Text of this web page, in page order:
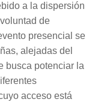
a la dispersión
de
presencial se
alejadas del
busca potenciar la
acceso está